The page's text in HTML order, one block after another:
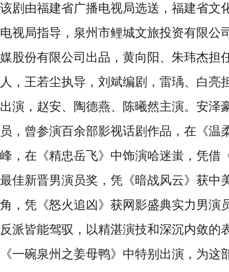
该剧由福建省广播电视局选送，福建省文
电视局指导，泉州市鲤城文旅投资有限公
媒股份有限公司出品， 黄向阳、朱玮杰担
人，王若尘执导，刘斌编剧，雷瑀、白亮
出演，赵安、陶德燕、陈曦然主演。安泽
员，曾参演百余部影视话剧作品，在《温
峰，在《精忠岳飞》中饰演哈迷蚩 ， 凭借
最佳新晋男演员奖，凭《暗战风云》获中
角，凭《怒火追凶》获网影盛典实力男演
反派皆能驾驭， 以精湛演技和深沉内敛的
《一碗泉州之姜母鸭》中特别出演，为这